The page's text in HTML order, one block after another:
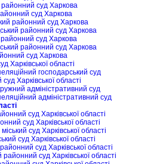
суд Харкова
суд Харкова
районний суд Харкова
районний суд Харкова
суд Харкова
районний суд Харкова
суд Харкова
Харківської області
господарський суд
Харківської області
адміністративний суд
адміністративний суд
суд Харківської області
суд Харківської області
суд Харківської області
суд Харківської області
суд Харківської області
районний суд Харківської області